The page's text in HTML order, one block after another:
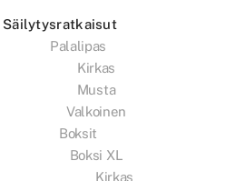
Säilytysratkaisut
Palalipas
Kirkas
Musta
Valkoinen
Boksit
Boksi XL
Kirkas